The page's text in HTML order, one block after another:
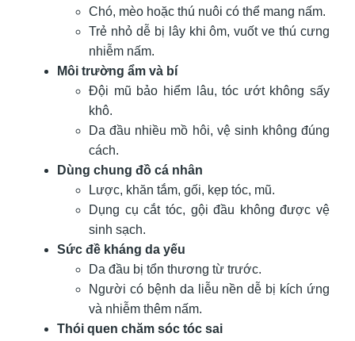
Chó, mèo hoặc thú nuôi có thể mang nấm.
Trẻ nhỏ dễ bị lây khi ôm, vuốt ve thú cưng
nhiễm nấm.
Môi trường ẩm và bí
Đội mũ bảo hiểm lâu, tóc ướt không sấy
khô.
Da đầu nhiều mồ hôi, vệ sinh không đúng
cách.
Dùng chung đồ cá nhân
Lược, khăn tắm, gối, kẹp tóc, mũ.
Dụng cụ cắt tóc, gội đầu không được vệ
sinh sạch.
Sức đề kháng da yếu
Da đầu bị tổn thương từ trước.
Người có bệnh da liễu nền dễ bị kích ứng
và nhiễm thêm nấm.
Thói quen chăm sóc tóc sai